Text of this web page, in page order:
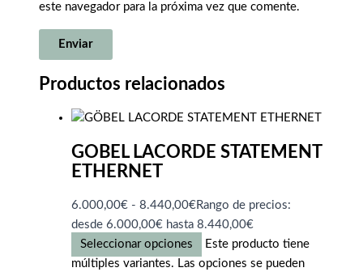
este navegador para la próxima vez que comente.
Productos relacionados
GOBEL LACORDE STATEMENT
ETHERNET
6.000,00€ - 8.440,00€Rango de precios:
desde 6.000,00€ hasta 8.440,00€
Seleccionar opciones
Este producto tiene
múltiples variantes. Las opciones se pueden